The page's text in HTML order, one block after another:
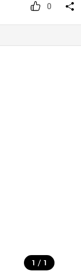
0
1 / 1